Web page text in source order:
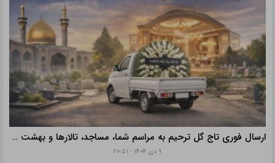
ارسال فوری تاج گل ترحیم به مراسم شما، مساجد، تالارها و بهشت زهرا با خدمات ویژه
۹ دی ۱۴۰۴ - ۲۰:۵۱